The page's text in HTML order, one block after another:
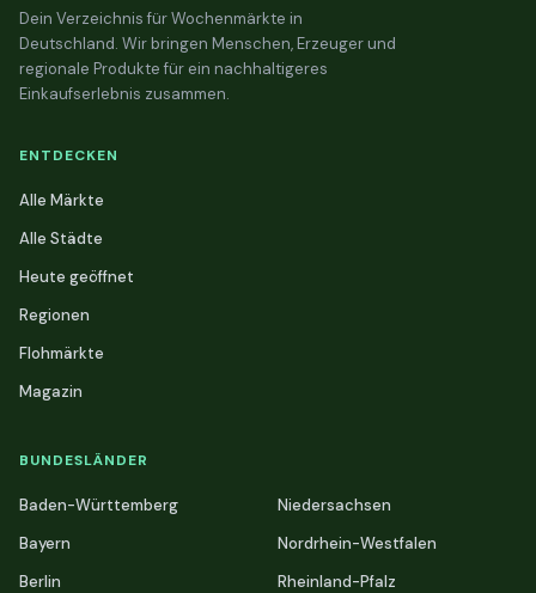
Dein Verzeichnis für Wochenmärkte in
Deutschland. Wir bringen Menschen, Erzeuger und
regionale Produkte für ein nachhaltigeres
Einkaufserlebnis zusammen.
ENTDECKEN
Alle Märkte
Alle Städte
Heute geöffnet
Regionen
Flohmärkte
Magazin
BUNDESLÄNDER
Baden-Württemberg
Bayern
Berlin
Niedersachsen
Nordrhein-Westfalen
Rheinland-Pfalz